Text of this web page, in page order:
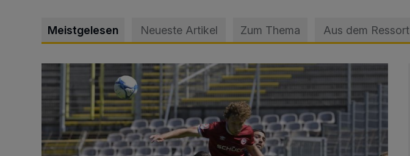
Meistgelesen Neueste Artikel Zum Thema Aus dem Ressort
WSV: Übertragung im Barmer Bahnhof und klare Ansage